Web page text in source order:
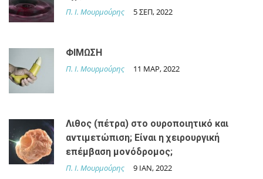
Π. Ι. Μουρμούρης 5 ΣΕΠ, 2022
ΦΙΜΩΣΗ
Π. Ι. Μουρμούρης 11 ΜΑΡ, 2022
Λιθος (πέτρα) στο ουροποιητικό και
αντιμετώπιση; Είναι η χειρουργική
επέμβαση μονόδρομος;
Π. Ι. Μουρμούρης 9 IAN, 2022